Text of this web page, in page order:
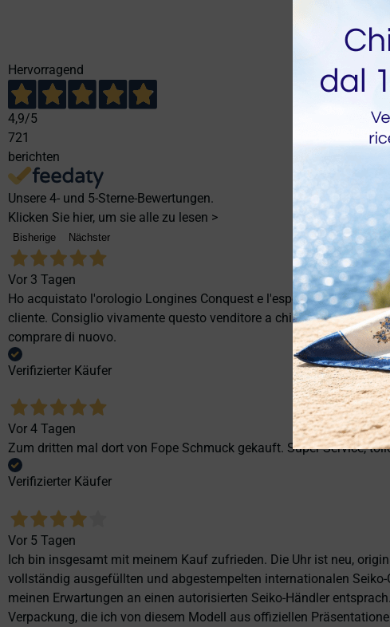
Hervorragend
4,9/5
721
berichten
Unsere 4- und 5-Sterne-Bewertungen.
Klicken Sie hier, um sie alle zu lesen >
Bisherige Nächster
Vor 3 Tagen
Ho acquistato l'orologio Longines Conquest e l'esperienza è stata
cliente. Consiglio vivamente questo venditore a chi cerca
comprare di nuovo.
Verifizierter Käufer
Vor 4 Tagen
Zum dritten mal dort von Fope Schmuck gekauft. Super Service,
Verifizierter Käufer
Vor 5 Tagen
Ich bin insgesamt mit meinem Kauf zufrieden. Die Uhr ist neu,
vollständig ausgefüllten und abgestempelten internationalen
meinen Erwartungen an einen autorisierten Seiko-Händler
Verpackung, die ich von diesem Modell aus offiziellen